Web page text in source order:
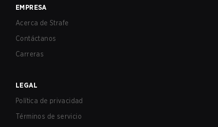
EMPRESA
Acerca de Strafe
Contáctanos
Carreras
LEGAL
Política de privacidad
Términos de servicio